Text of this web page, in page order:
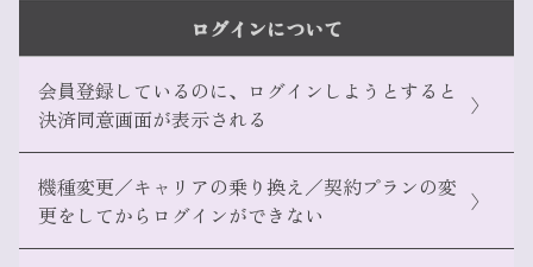
My softbank My Y!mobile
ログアウト こちら
ログインについて
会員登録しているのに、ログインしようとすると
決済同意画面が表示される
〉
機種変更／キャリアの乗り換え／契約プランの変
更をしてからログインができない
〉